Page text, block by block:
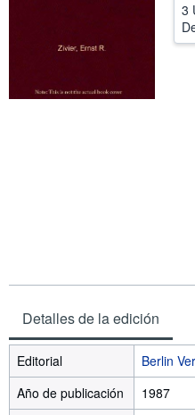
3
Detalles de la edición
Editorial
Berlin
Año de publicación
1987